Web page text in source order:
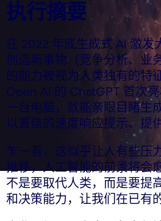
执行摘要
在 2022 年底生成式 AI 激发
创造新事物（竞争分析、业
的能力被视为人类独有的特
Open AI 的 ChatGPT 首次
一台电脑，就能亲眼目睹生
以置信的速度响应提示、提
乍一看，这似乎让人有些压
推移，人工智能的前景将会
不是要取代人类，而是要提
和决策能力，让我们在已有